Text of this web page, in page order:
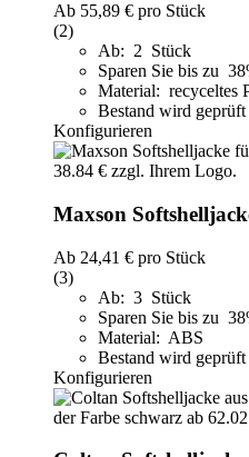
Ab 55,89 € pro Stück
(2)
Ab: 2 Stück
Sparen Sie bis zu
Material: recyceltes
Bestand wird geprüft
Konfigurieren
Maxson
Ab 24,41 € pro Stück
(3)
Ab: 3 Stück
Sparen Sie bis zu
Material: ABS
Bestand wird geprüft
Konfigurieren